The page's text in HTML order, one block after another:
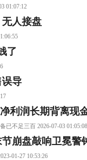
01:07:12
人接盘
了
导
利润长期背离现
不足三百 2026-07-03 01:05:08
崩盘敲响卫冕警
01-27 10:53:26